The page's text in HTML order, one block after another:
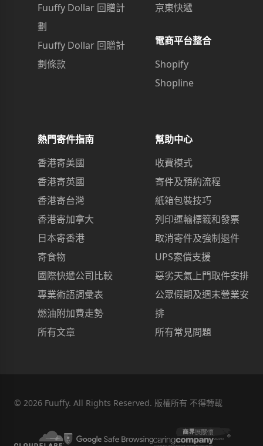
Fuuffy Dollar 回贈計
劃
Fuuffy Dollar 回贈計
劃條款
京東快遞
電商平台整合
Shopify
Shopline
熱門寄件指南
香港寄美國
香港寄英國
香港寄台灣
香港寄加拿大
日本寄香港
寄食物
國際快遞公司比較
專業術語詞彙表
燃油附加費走勢
所有文章
幫助中心
收費模式
寄件及預約流程
紙箱包裝技巧
列印運輸標籤和發票
取消寄件及強制退件
UPS索償支援
惡劣天氣上門取件安排
公眾假期及週末營業安
排
所有常見問題
© 2026 Fuuffy. All Rights Reserved. 版權所有 不得轉載